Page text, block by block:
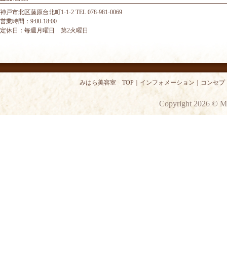
神戸市北区藤原台北町1-1-2 TEL 078-981-0069
営業時間：9:00-18:00
定休日：毎週月曜日 第2火曜日
みはら美容室 TOP インフォメーション コンセプ
Copyright 2026 ©